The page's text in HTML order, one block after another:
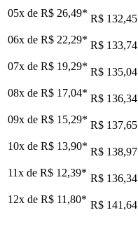
05x de R$ 26,49* R$ 132,45
06x de R$ 22,29* R$ 133,74
07x de R$ 19,29* R$ 135,04
08x de R$ 17,04* R$ 136,34
09x de R$ 15,29* R$ 137,65
10x de R$ 13,90* R$ 138,97
11x de R$ 12,39* R$ 136,34
12x de R$ 11,80* R$ 141,64